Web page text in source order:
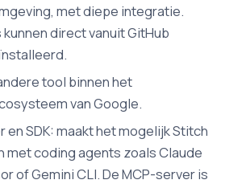
met diepe integratie.
direct vanuit GitHub
tool binnen het
van Google.
en SDK: maakt het mogelijk Stitch
met coding agents zoals Claude
of Gemini CLI. De MCP-server is